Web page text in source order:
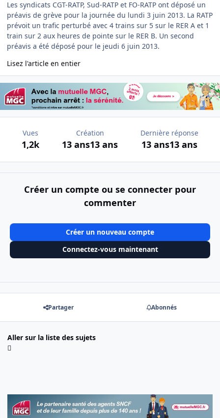
Les syndicats CGT-RATP, Sud-RATP et FO-RATP ont déposé un
préavis de grève pour la journée du lundi 3 juin 2013. La RATP
prévoit un trafic perturbé avec 4 trains sur 5 sur le RER A et 1
train sur 2 aux heures de pointe sur le RER B. Un second
préavis a été déposé pour le jeudi 6 juin 2013.
Lisez l'article en entier
Vues
1,2k
Création
13 ans13 ans
Dernière réponse
13 ans13 ans
Créer un compte ou se connecter pour
commenter
Créer un nouveau compte
Connectez-vous maintenant
Partager Abonnés
Aller sur la liste des sujets